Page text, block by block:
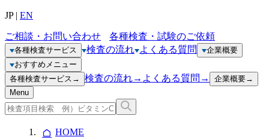
JP| EN
ご相談・お問い合わせ 各種検査・試験のご依頼
各種検査サービス 検査の流れ よくある質問
企業概要
おすすめメニュー
各種検査サービス → 検査の流れ→ よくある質問 → 企業概要→
Menu
HOME